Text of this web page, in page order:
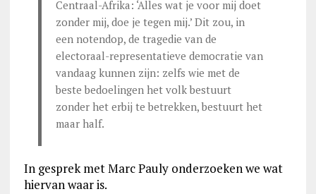
Centraal-Afrika: ‘Alles wat je voor mij doet
zonder mij, doe je tegen mij.’ Dit zou, in
een notendop, de tragedie van de
electoraal-representatieve democratie van
vandaag kunnen zijn: zelfs wie met de
beste bedoelingen het volk bestuurt
zonder het erbij te betrekken, bestuurt het
maar half.
In gesprek met Marc Pauly onderzoeken we wat
hiervan waar is.